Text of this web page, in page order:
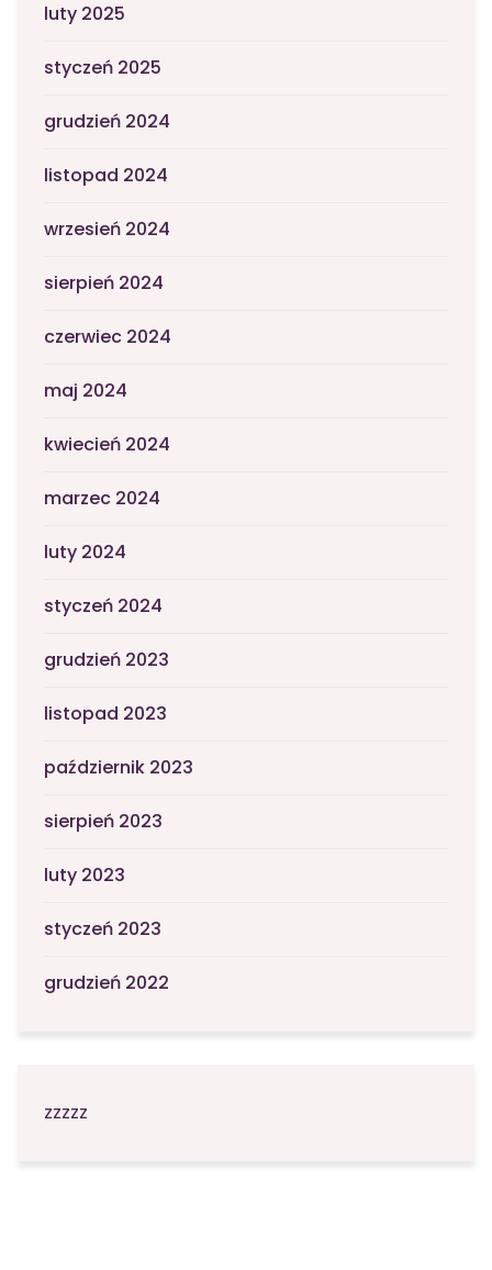
luty 2025
styczeń 2025
grudzień 2024
listopad 2024
wrzesień 2024
sierpień 2024
czerwiec 2024
maj 2024
kwiecień 2024
marzec 2024
luty 2024
styczeń 2024
grudzień 2023
listopad 2023
październik 2023
sierpień 2023
luty 2023
styczeń 2023
grudzień 2022
zzzzz